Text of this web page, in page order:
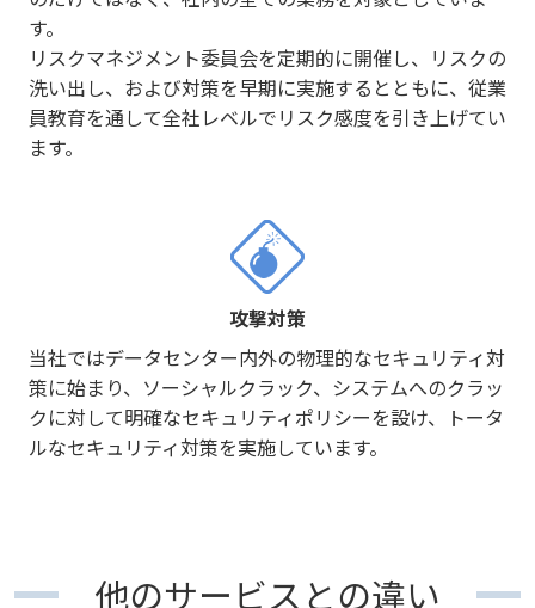
す。
リスクマネジメント委員会を定期的に開催し、リスクの
洗い出し、および対策を早期に実施するとともに、従業
員教育を通して全社レベルでリスク感度を引き上げてい
ます。
攻撃対策
当社ではデータセンター内外の物理的なセキュリティ対
策に始まり、ソーシャルクラック、システムへのクラッ
クに対して明確なセキュリティポリシーを設け、トータ
ルなセキュリティ対策を実施しています。
他のサービスとの違い